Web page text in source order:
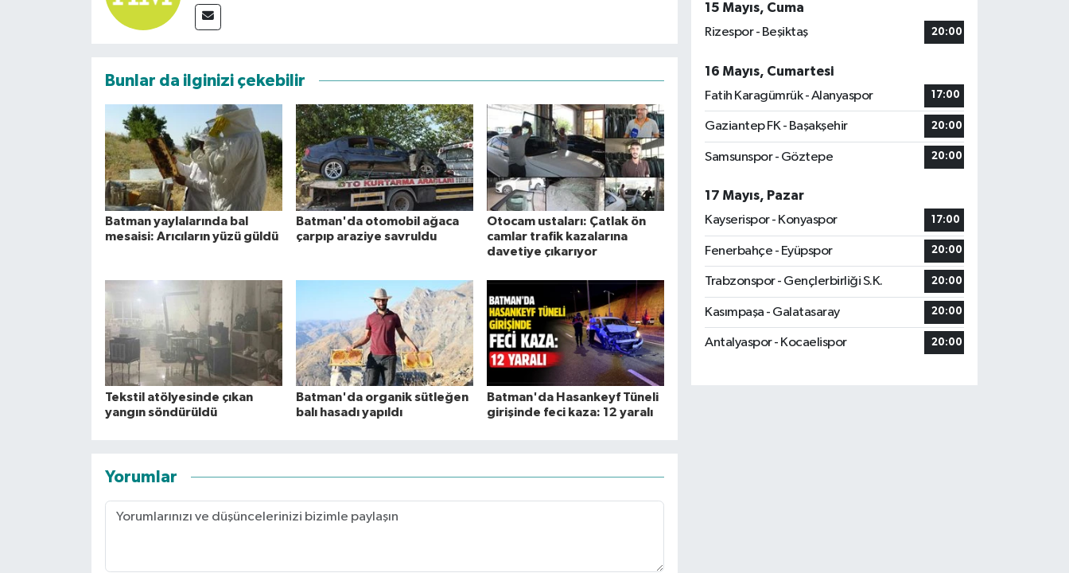
Bunlar da ilginizi çekebilir
Batman yaylalarında bal
mesaisi: Arıcıların yüzü güldü
Batman'da otomobil ağaca
çarpıp araziye savruldu
Otocam ustaları: Çatlak ön
camlar trafik kazalarına
davetiye çıkarıyor
Tekstil atölyesinde çıkan
yangın söndürüldü
Batman'da organik sütleğen
balı hasadı yapıldı
Batman'da Hasankeyf Tüneli
girişinde feci kaza: 12 yaralı
Yorumlar
15 Mayıs, Cuma
Rizespor - Beşiktaş
20:00
16 Mayıs, Cumartesi
Fatih Karagümrük - Alanyaspor
17:00
Gaziantep FK - Başakşehir 20:00
Samsunspor - Göztepe 20:00
17 Mayıs, Pazar
Kayserispor - Konyaspor
17:00
Fenerbahçe - Eyüpspor 20:00
Trabzonspor - Gençlerbirliği S.K. 20:00
Kasımpaşa - Galatasaray 20:00
Antalyaspor - Kocaelispor 20:00